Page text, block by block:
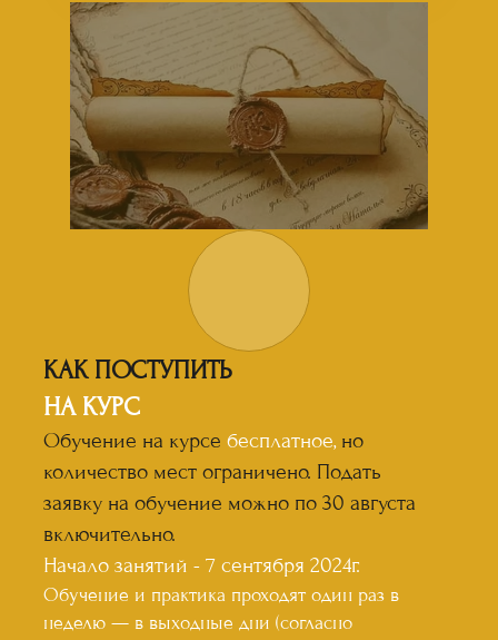
КАК ПОСТУПИТЬ
НА КУРС
Обучение на курсе бесплатное, но
количество мест ограничено. Подать
заявку на обучение можно по 30 августа
включительно.
Начало занятий - 7 сентября 2024г.
Обучение и практика проходят один раз в
неделю — в выходные дни (согласно